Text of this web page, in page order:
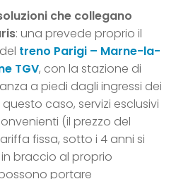
che collegano
: una prevede proprio il
treno Parigi – Marne-la-
TGV, con la stazione di
a piedi dagli ingressi dei
caso, servizi esclusivi
(il prezzo del
fissa, sotto i 4 anni si
braccio al proprio
portare